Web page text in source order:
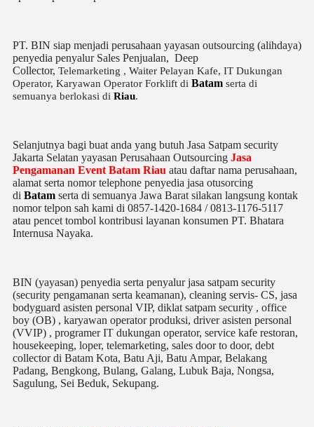
PT. BIN siap menjadi perusahaan yayasan outsourcing (alihdaya)
penyedia penyalur Sales Penjualan, Deep
Collector, Telemarketing , Waiter Pelayan Kafe, IT Dukungan
Operator, Karyawan Operator Forklift di Batam serta di
semuanya berlokasi di Riau.
Selanjutnya bagi buat anda yang butuh Jasa Satpam security
Jakarta Selatan yayasan Perusahaan Outsourcing Jasa
Pengamanan Event Batam Riau atau daftar nama perusahaan,
alamat serta nomor telephone penyedia jasa otusorcing
di Batam serta di semuanya Jawa Barat silakan langsung kontak
nomor telpon sah kami di 0857-1420-1684 / 0813-1176-5117
atau pencet tombol kontribusi layanan konsumen PT. Bhatara
Internusa Nayaka.
BIN (yayasan) penyedia serta penyalur jasa satpam security
(security pengamanan serta keamanan), cleaning servis- CS, jasa
bodyguard asisten personal VIP, diklat satpam security , office
boy (OB) , karyawan operator produksi, driver asisten personal
(VVIP) , programer IT dukungan operator, service kafe restoran,
housekeeping, loper, telemarketing, sales door to door, debt
collector di Batam Kota, Batu Aji, Batu Ampar, Belakang
Padang, Bengkong, Bulang, Galang, Lubuk Baja, Nongsa,
Sagulung, Sei Beduk, Sekupang.